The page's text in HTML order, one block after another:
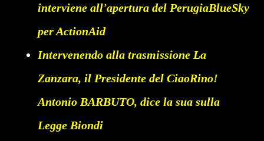
interviene all'apertura del PerugiaBlueSky
per ActionAid
Intervenendo alla trasmissione La
Zanzara, il Presidente del CiaoRino!
Antonio BARBUTO, dice la sua sulla
Legge Biondi